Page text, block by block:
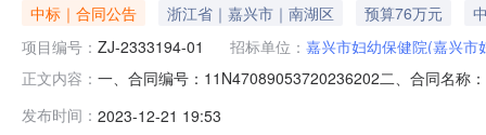
中标｜合同公告 浙江省｜嘉兴市｜南湖区 预算76万元
项目编号： ZJ-2333194-01 招标单位： 嘉兴市妇幼保健院(嘉兴市
正文内容： 一、合同编号：11N47089053720236202二、合同名称
南湖区大桥镇亚太路906号（中科院三期）17号楼216-2
发布时间： 2023-12-21 19:53